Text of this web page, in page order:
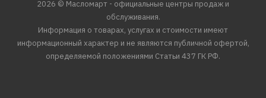
2026 © Масломарт - официальные центры продаж и
обслуживания.
Информация о товарах, услугах и стоимости имеют
информационный характер и не являются публичной офертой,
определяемой положениями Статьи 437 ГК РФ.